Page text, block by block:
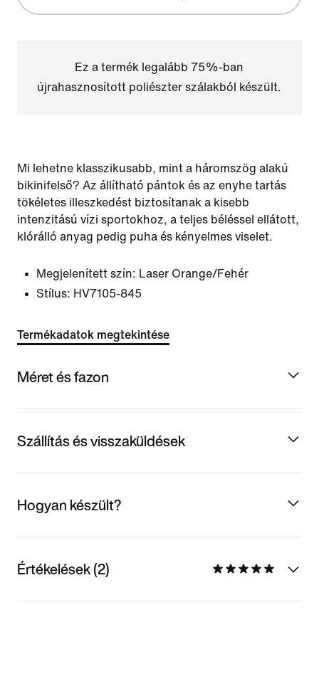
Ez a termék legalább 75%-ban
újrahasznosított poliészter szálakból készült.
Mi lehetne klasszikusabb, mint a háromszög alakú
bikinifelső? Az állítható pántok és az enyhe tartás
tökéletes illeszkedést biztosítanak a kisebb
intenzitású vízi sportokhoz, a teljes béléssel ellátott,
klórálló anyag pedig puha és kényelmes viselet.
Megjelenített szín: Laser Orange/Fehér
Stílus: HV7105-845
Termékadatok megtekintése
Méret és fazon
Szállítás és visszaküldések
Hogyan készült?
Értékelések (2)